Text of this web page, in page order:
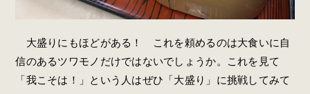
大盛りにもほどがある！ これを頼めるのは大食いに自
信のあるツワモノだけではないでしょうか。これを見て
「我こそは！」という人はぜひ「大盛り」に挑戦してみて